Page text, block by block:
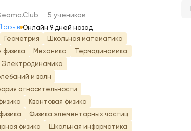
· 5 учеников
1 отзыв Онлайн 9 дней назад
Геометрия
Школьная математика
физика
Механика
Термодинамика
Электродинамика
и волн
относительности
Квантовая физика
Физика элементарных частиц
физика
Школьная информатика